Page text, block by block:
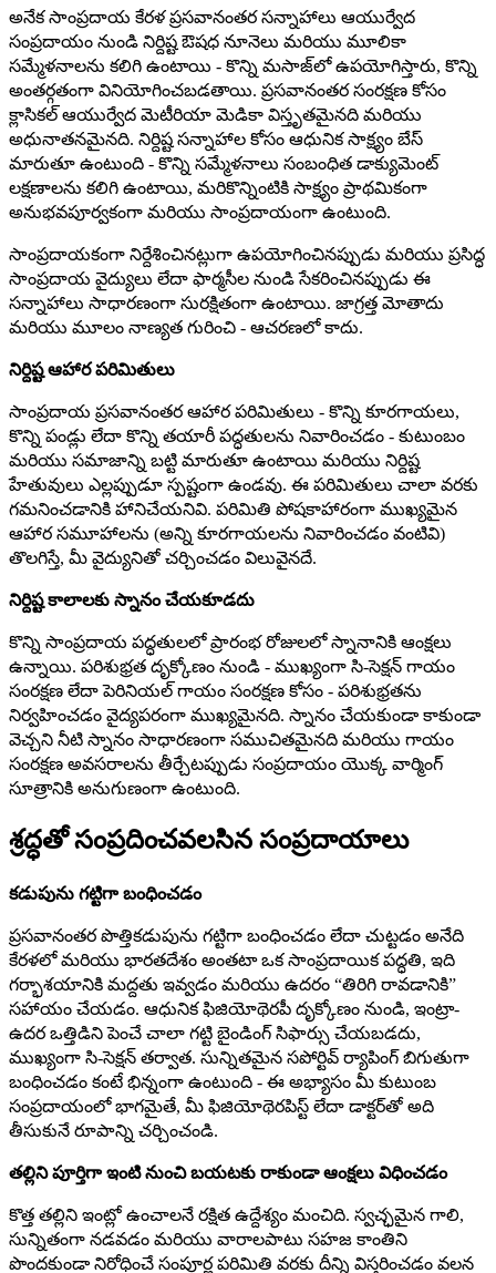
అనేక సాంప్రదాయ కేరళ ప్రసవానంతర సన్నాహాలు ఆయుర్వేద
సంప్రదాయం నుండి నిర్దిష్ట ఔషధ నూనెలు మరియు మూలికా
సమ్మేళనాలను కలిగి ఉంటాయి - కొన్ని మసాజ్‌లో ఉపయోగిస్తారు, కొన్ని
అంతర్గతంగా వినియోగించబడతాయి. ప్రసవానంతర సంరక్షణ కోసం
క్లాసికల్ ఆయుర్వేద మెటీరియా మెడికా విస్తృతమైనది మరియు
అధునాతనమైనది. నిర్దిష్ట సన్నాహాల కోసం ఆధునిక సాక్ష్యం బేస్
మారుతూ ఉంటుంది - కొన్ని సమ్మేళనాలు సంబంధిత డాక్యుమెంట్
లక్షణాలను కలిగి ఉంటాయి, మరికొన్నింటికి సాక్ష్యం ప్రాథమికంగా
అనుభవపూర్వకంగా మరియు సాంప్రదాయంగా ఉంటుంది.
సాంప్రదాయకంగా నిర్దేశించినట్లుగా ఉపయోగించినప్పుడు మరియు ప్రసిద్ధ
సాంప్రదాయ వైద్యులు లేదా ఫార్మసీల నుండి సేకరించినప్పుడు ఈ
సన్నాహాలు సాధారణంగా సురక్షితంగా ఉంటాయి. జాగ్రత్త మోతాదు
మరియు మూలం నాణ్యత గురించి - ఆచరణలో కాదు.
నిర్దిష్ట ఆహార పరిమితులు
సాంప్రదాయ ప్రసవానంతర ఆహార పరిమితులు - కొన్ని కూరగాయలు,
కొన్ని పండ్లు లేదా కొన్ని తయారీ పద్ధతులను నివారించడం - కుటుంబం
మరియు సమాజాన్ని బట్టి మారుతూ ఉంటాయి మరియు నిర్దిష్ట
హేతువులు ఎల్లప్పుడూ స్పష్టంగా ఉండవు. ఈ పరిమితులు చాలా వరకు
గమనించడానికి హానిచేయనివి. పరిమితి పోషకాహారంగా ముఖ్యమైన
ఆహార సమూహాలను (అన్ని కూరగాయలను నివారించడం వంటివి)
తొలగిస్తే, మీ వైద్యునితో చర్చించడం విలువైనదే.
నిర్దిష్ట కాలాలకు స్నానం చేయకూడదు
కొన్ని సాంప్రదాయ పద్ధతులలో ప్రారంభ రోజులలో స్నానానికి ఆంక్షలు
ఉన్నాయి. పరిశుభ్రత దృక్కోణం నుండి - ముఖ్యంగా సి-సెక్షన్ గాయం
సంరక్షణ లేదా పెరినియల్ గాయం సంరక్షణ కోసం - పరిశుభ్రతను
నిర్వహించడం వైద్యపరంగా ముఖ్యమైనది. స్నానం చేయకుండా కాకుండా
వెచ్చని నీటి స్నానం సాధారణంగా సముచితమైనది మరియు గాయం
సంరక్షణ అవసరాలను తీర్చేటప్పుడు సంప్రదాయం యొక్క వార్మింగ్
సూత్రానికి అనుగుణంగా ఉంటుంది.
శ్రద్ధతో సంప్రదించవలసిన సంప్రదాయాలు
కడుపును గట్టిగా బంధించడం
ప్రసవానంతర పొత్తికడుపును గట్టిగా బంధించడం లేదా చుట్టడం అనేది
కేరళలో మరియు భారతదేశం అంతటా ఒక సాంప్రదాయిక పద్ధతి, ఇది
గర్భాశయానికి మద్దతు ఇవ్వడం మరియు ఉదరం “తిరిగి రావడానికి”
సహాయం చేయడం. ఆధునిక ఫిజియోథెరపీ దృక్కోణం నుండి, ఇంట్రా-
ఉదర ఒత్తిడిని పెంచే చాలా గట్టి బైండింగ్ సిఫార్సు చేయబడదు,
ముఖ్యంగా సి-సెక్షన్ తర్వాత. సున్నితమైన సపోర్టివ్ ర్యాపింగ్ బిగుతుగా
బంధించడం కంటే భిన్నంగా ఉంటుంది - ఈ అభ్యాసం మీ కుటుంబ
సంప్రదాయంలో భాగమైతే, మీ ఫిజియోథెరపిస్ట్ లేదా డాక్టర్‌తో అది
తీసుకునే రూపాన్ని చర్చించండి.
తల్లిని పూర్తిగా ఇంటి నుంచి బయటకు రాకుండా ఆంక్షలు విధించడం
కొత్త తల్లిని ఇంట్లో ఉంచాలనే రక్షిత ఉద్దేశ్యం మంచిది. స్వచ్ఛమైన గాలి,
సున్నితంగా నడవడం మరియు వారాలపాటు సహజ కాంతిని
పొందకుండా నిరోధించే సంపూర్ణ పరిమితి వరకు దీన్ని విస్తరించడం వలన